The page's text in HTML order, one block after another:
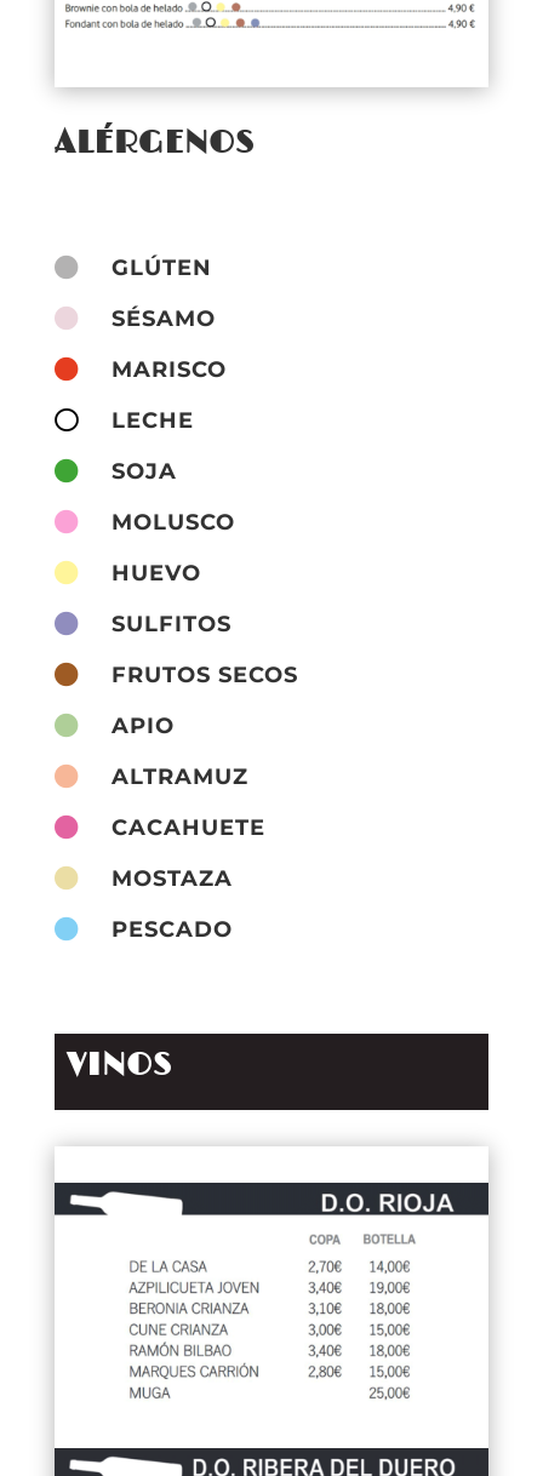
ALÉRGENOS
 GLÚTEN
 SÉSAMO
 MARISCO
 LECHE
 SOJA
 MOLUSCO
 HUEVO
 SULFITOS
 FRUTOS SECOS
 APIO
 ALTRAMUZ
 CACAHUETE
 MOSTAZA
 PESCADO
VINOS